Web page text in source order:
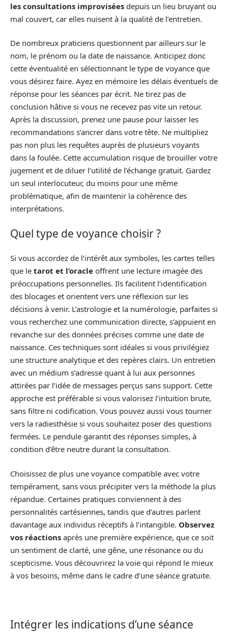
les consultations improvisées depuis un lieu bruyant ou
mal couvert, car elles nuisent à la qualité de l’entretien.
De nombreux praticiens questionnent par ailleurs sur le
nom, le prénom ou la date de naissance. Anticipez donc
cette éventualité en sélectionnant le type de voyance que
vous désirez faire. Ayez en mémoire les délais éventuels de
réponse pour les séances par écrit. Ne tirez pas de
conclusion hâtive si vous ne recevez pas vite un retour.
Après la discussion, prenez une pause pour laisser les
recommandations s’ancrer dans votre tête. Ne multipliez
pas non plus les requêtes auprès de plusieurs voyants
dans la foulée. Cette accumulation risque de brouiller votre
jugement et de diluer l’utilité de l’échange gratuit. Gardez
un seul interlocuteur, du moins pour une même
problématique, afin de maintenir la cohérence des
interprétations.
Quel type de voyance choisir ?
Si vous accordez de l’intérêt aux symboles, les cartes telles
que le tarot et l’oracle offrent une lecture imagée des
préoccupations personnelles. Ils facilitent l’identification
des blocages et orientent vers une réflexion sur les
décisions à venir. L’astrologie et la numérologie, parfaites si
vous recherchez une communication directe, s’appuient en
revanche sur des données précises comme une date de
naissance. Ces techniques sont idéales si vous privilégiez
une structure analytique et des repères clairs. Un entretien
avec un médium s’adresse quant à lui aux personnes
attirées par l’idée de messages perçus sans support. Cette
approche est préférable si vous valorisez l’intuition brute,
sans filtre ni codification. Vous pouvez aussi vous tourner
vers la radiesthésie si vous souhaitez poser des questions
fermées. Le pendule garantit des réponses simples, à
condition d’être neutre durant la consultation.
Choisissez de plus une voyance compatible avec votre
tempérament, sans vous précipiter vers la méthode la plus
répandue. Certaines pratiques conviennent à des
personnalités cartésiennes, tandis que d’autres parlent
davantage aux individus réceptifs à l’intangible. Observez
vos réactions après une première expérience, que ce soit
un sentiment de clarté, une gêne, une résonance ou du
scepticisme. Vous découvrirez la voie qui répond le mieux
à vos besoins, même dans le cadre d’une séance gratuite.
Intégrer les indications d’une séance